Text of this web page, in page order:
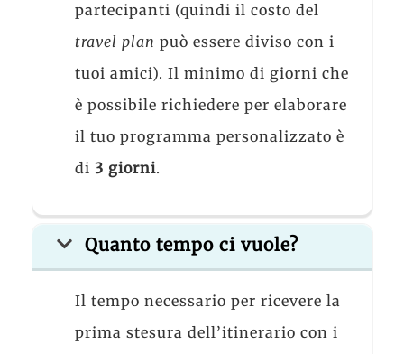
partecipanti (quindi il costo del
travel plan può essere diviso con i
tuoi amici). Il minimo di giorni che
è possibile richiedere per elaborare
il tuo programma personalizzato è
di 3 giorni.
Quanto tempo ci vuole?
Il tempo necessario per ricevere la
prima stesura dell’itinerario con i